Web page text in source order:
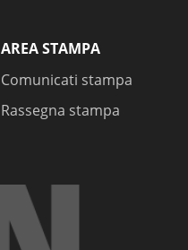
AREA STAMPA
Comunicati stampa
Rassegna stampa